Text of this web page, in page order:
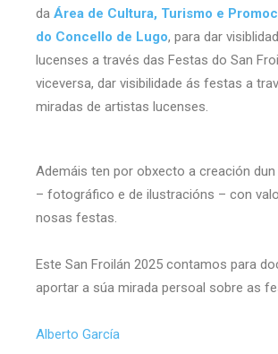
da Área de Cultura, Turismo e
do Concello de Lugo, para dar
lucenses a través das Festas do San
viceversa, dar visibilidade ás festas a
miradas de artistas lucenses.
Ademáis ten por obxecto a creación dun
– fotográfico e de ilustracións – con
nosas festas.
Este San Froilán 2025 contamos para
aportar a súa mirada persoal sobre as
Alberto García